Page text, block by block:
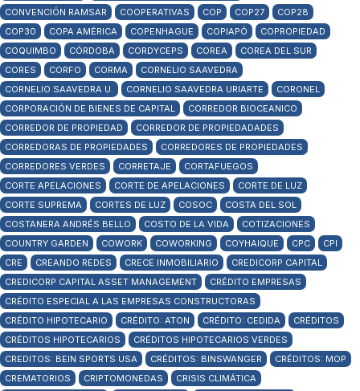
CONVENCIÓN RAMSAR
COOPERATIVAS COP COP27
COP28
COP30
COPA AMÉRICA COPENHAGUE COPIAPÓ
COPROPIEDAD
COQUIMBO
CÓRDOBA CORDYCEPS COREA
COREA DEL SUR
CORES
CORFO CORMA
CORNELIO SAAVEDRA
CORNELIO SAAVEDRA U.
CORNELIO SAAVEDRA URIARTE
CORONEL
CORPORACIÓN DE BIENES DE CAPITAL
CORREDOR BIOCEANICO
CORREDOR DE PROPIEDAD
CORREDOR DE PROPIEDADADES
CORREDORAS DE PROPIEDADES
CORREDORES DE PROPIEDADES
CORREDORES VERDES
CORRETAJE
CORTAFUEGOS
CORTE APELACIONES
CORTE DE APELACIONES
CORTE DE LUZ
CORTE SUPREMA
CORTES DE LUZ COSOC
COSTA DEL SOL
COSTANERA ANDRÉS BELLO
COSTO DE LA VIDA
COTIZACIONES
COUNTRY GARDEN
COWORK COWORKING COYHAIQUE CPC
CPI
CRE
CREANDO REDES CRECE INMOBILIARIO
CREDICORP CAPITAL
CREDICORP CAPITAL ASSET MANAGEMENT
CRÉDITO EMPRESAS
CRÉDITO ESPECIAL A LAS EMPRESAS CONSTRUCTORAS
CRÉDITO HIPOTECARIO
CRÉDITO: ATON CRÉDITO: CEDIDA
CRÉDITOS
CRÉDITOS HIPOTECARIOS
CRÉDITOS HIPOTECARIOS VERDES
CREDITOS: BEIN SPORTS USA
CRÉDITOS: BINSWANGER
CRÉDITOS: MOP
CREMATORIOS
CRIPTOMONEDAS CRISIS CLIMÁTICA